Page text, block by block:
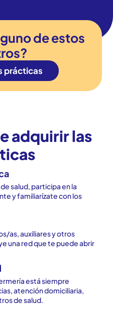
de estos
prácticas
adquirir las
salud, participa en la
y familiarízate con los
as, auxiliares y otros
una red que te puede abrir
está siempre
atención domiciliaria,
de salud.